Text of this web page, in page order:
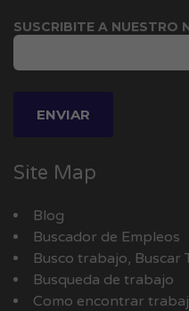
SUSCRIBITE A NUESTRO
Site Map
Blog
Buscador de Empleos
Busco trabajo, Buscar
Busqueda de trabajo
Como encontrar